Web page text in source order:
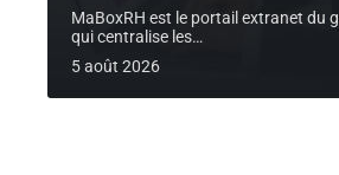
MaBoxRH est le portail extranet du
qui centralise les…
5 août 2026